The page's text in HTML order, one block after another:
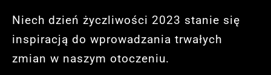
Niech dzień życzliwości 2023 stanie się
inspiracją do wprowadzania trwałych
zmian w naszym otoczeniu.